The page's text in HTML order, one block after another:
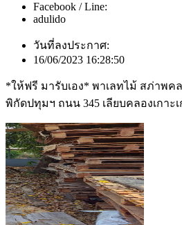
Facebook / Line:
adulido
วันที่ลงประกาศ:
16/06/2023 16:28:50
*ให้ฟรี มารับเอง* พาเลทไม้ สภ่าพค
พิกัดปทุมฯ ถนน 345 เลียบคลองเกาะเ